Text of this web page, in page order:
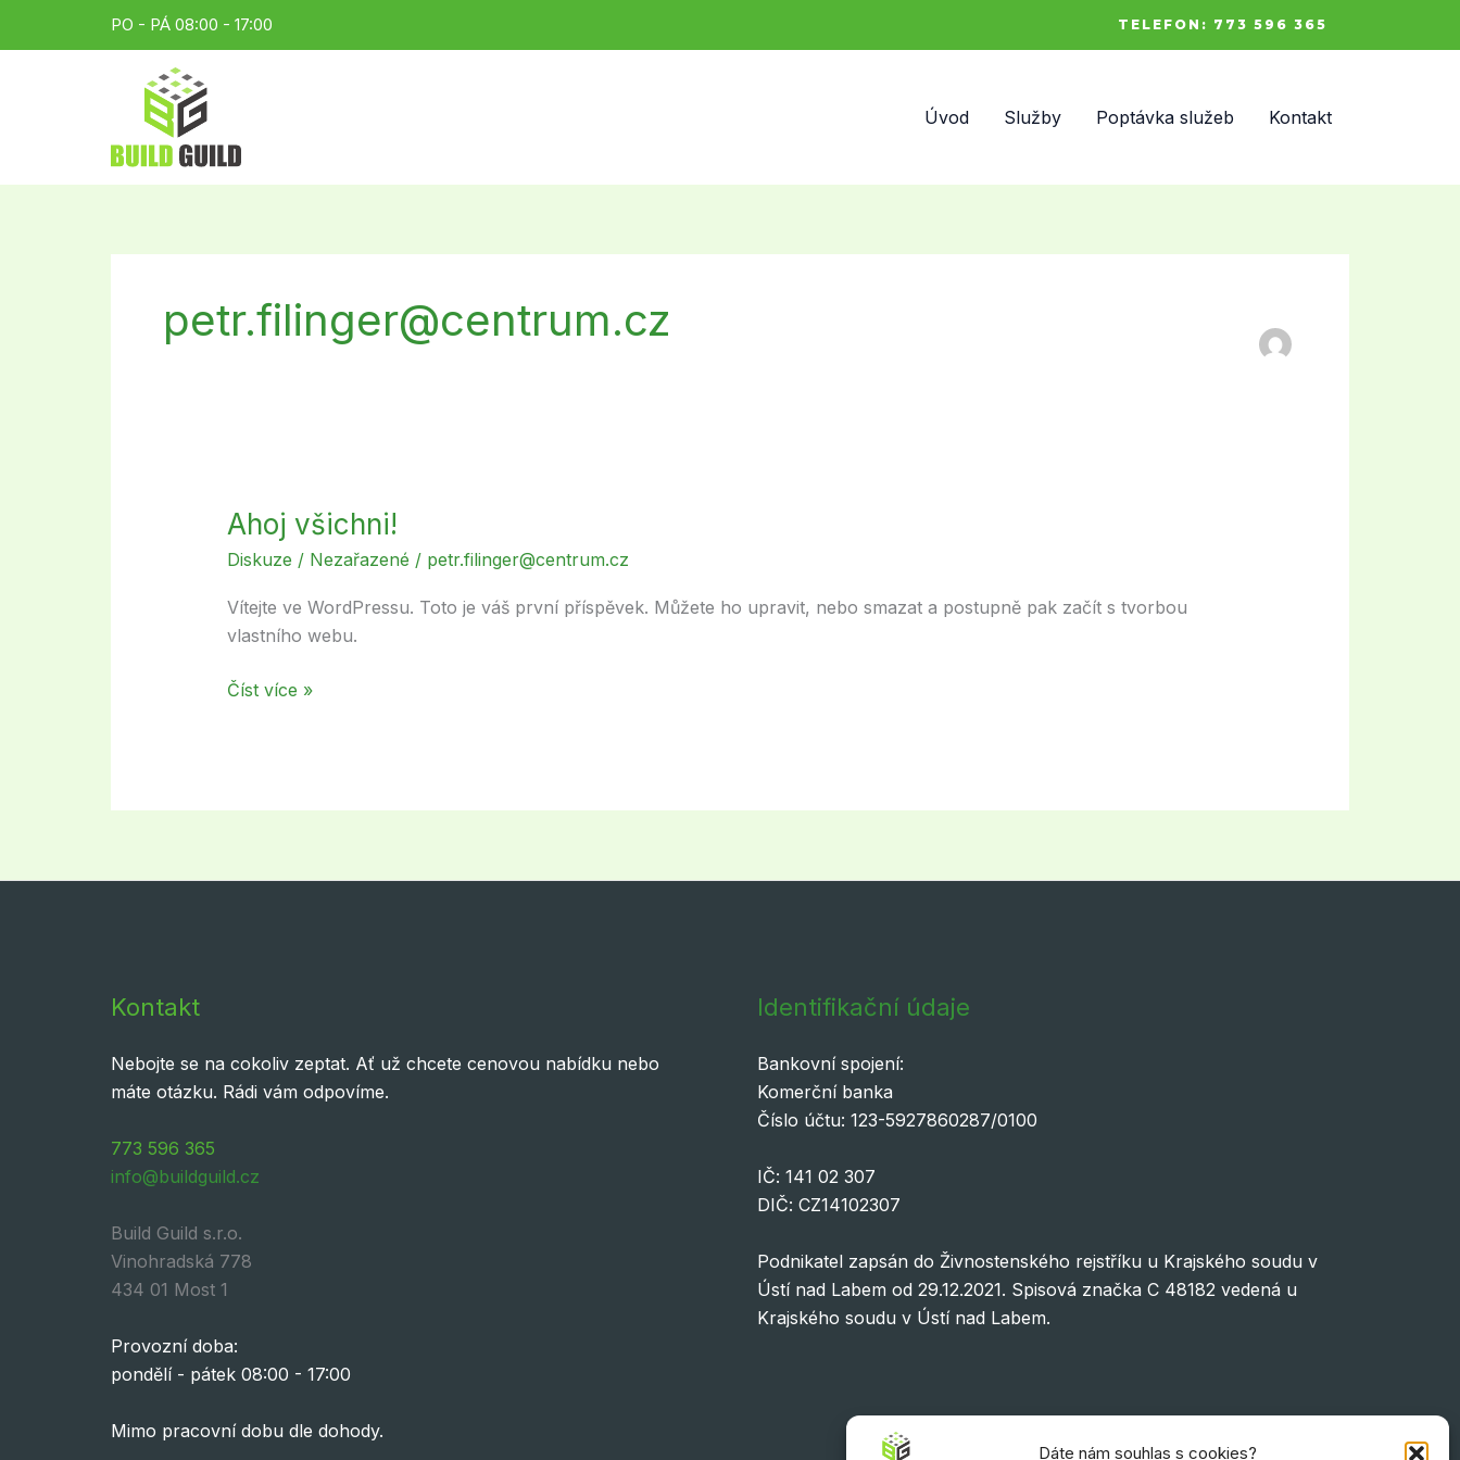
Dáte nám souhlas s cookies?
PO - PÁ 08:00 - 17:00 TELEFON: 773 596 365
Úvod Služby Poptávka služeb Kontakt
petr.filinger@centrum.cz
Ahoj všichni!
Diskuze / Nezařazené / petr.filinger@centrum.cz
Vítejte ve WordPressu. Toto je váš první příspěvek. Můžete ho upravit, nebo smazat a postupně pak začít s tvorbou
vlastního webu.
Ahoj
všichni!
Číst více »
Kontakt
Nebojte se na cokoliv zeptat. Ať už chcete cenovou nabídku nebo
máte otázku. Rádi vám odpovíme.
773 596 365
info@buildguild.cz
Build Guild s.r.o.
Vinohradská 778
434 01 Most 1
Provozní doba:
pondělí - pátek 08:00 - 17:00
Mimo pracovní dobu dle dohody.
Identifikační údaje
Bankovní spojení:
Komerční banka
Číslo účtu: 123-5927860287/0100
IČ: 141 02 307
DIČ: CZ14102307
Podnikatel zapsán do Živnostenského rejstříku u Krajského soudu v
Ústí nad Labem od 29.12.2021. Spisová značka C 48182 vedená u
Krajského soudu v Ústí nad Labem.